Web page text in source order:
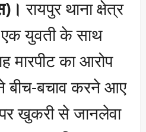
रायपुर थाना क्षेत्र
युवती के साथ
मारपीट का आरोप
बीच-बचाव करने आए
खुकरी से जानलेवा